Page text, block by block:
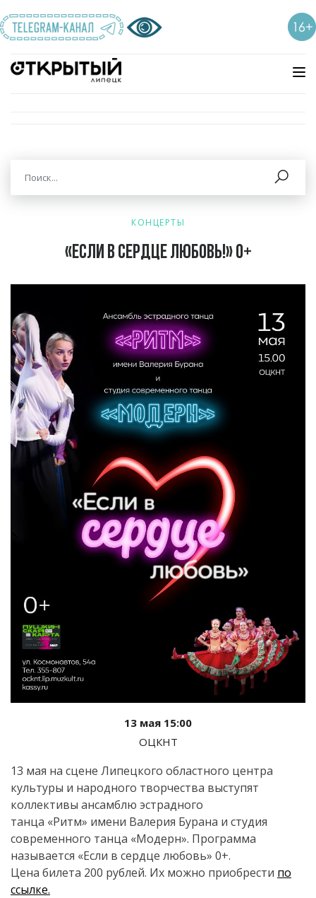
КОНЦЕРТЫ
«Если в сердце любовь!» 0+
13 мая 15:00
ОЦКНТ
13 мая на сцене Липецкого областного центра
культуры и народного творчества выступят
коллективы ансамблю эстрадного
танца «Ритм» имени Валерия Бурана и студия
современного танца «Модерн». Программа
называется «Если в сердце любовь» 0+.
Цена билета 200 рублей. Их можно приобрести по
ссылке.